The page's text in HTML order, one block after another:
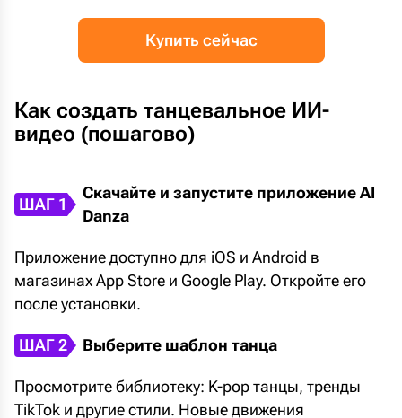
Купить сейчас
Как создать танцевальное ИИ-
видео (пошагово)
ШАГ 1
Скачайте и запустите приложение AI
Danza
Приложение доступно для iOS и Android в
магазинах App Store и Google Play. Откройте его
после установки.
ШАГ 2 Выберите шаблон танца
Просмотрите библиотеку: K-pop танцы, тренды
TikTok и другие стили. Новые движения